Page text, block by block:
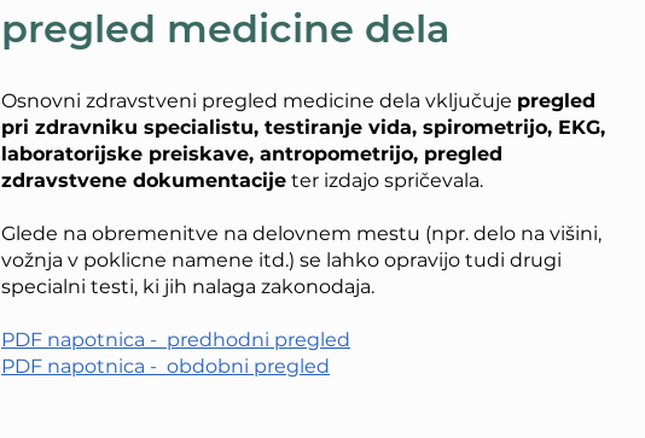
pregled medicine dela
Osnovni zdravstveni pregled medicine dela vključuje pregled
pri zdravniku specialistu, testiranje vida, spirometrijo, EKG,
laboratorijske preiskave, antropometrijo, pregled
zdravstvene dokumentacije ter izdajo spričevala.
Glede na obremenitve na delovnem mestu (npr. delo na višini,
vožnja v poklicne namene itd.) se lahko opravijo tudi drugi
specialni testi, ki jih nalaga zakonodaja.
PDF napotnica - predhodni pregled
PDF napotnica - obdobni pregled